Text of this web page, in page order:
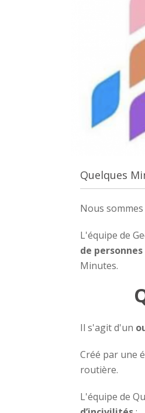
Quelques
Nous
L'équipe de
de
Minutes.
Il s'agit d'un
Créé par une
routière.
L'équipe de